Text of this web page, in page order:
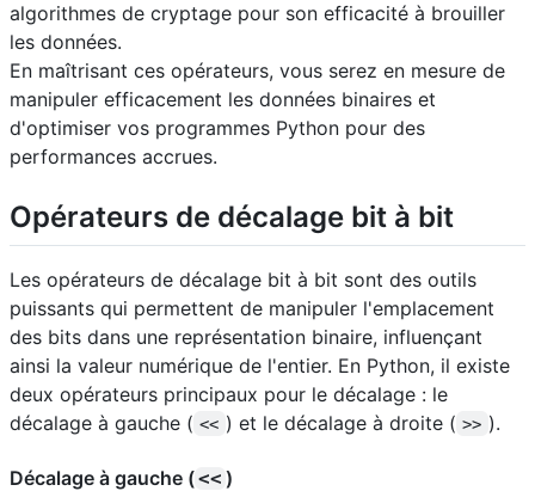
algorithmes de cryptage pour son efficacité à brouiller
les données.
En maîtrisant ces opérateurs, vous serez en mesure de
manipuler efficacement les données binaires et
d'optimiser vos programmes Python pour des
performances accrues.
Opérateurs de décalage bit à bit
Les opérateurs de décalage bit à bit sont des outils
puissants qui permettent de manipuler l'emplacement
des bits dans une représentation binaire, influençant
ainsi la valeur numérique de l'entier. En Python, il existe
deux opérateurs principaux pour le décalage : le
décalage à gauche ( << ) et le décalage à droite ( >> ).
Décalage à gauche (<< )